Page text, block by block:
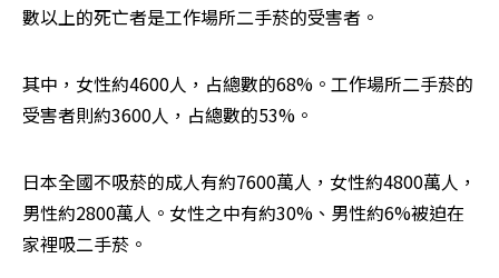
數以上的死亡者是工作場所二手菸的受害者。
其中，女性約4600人，占總數的68%。工作場所二手菸的
受害者則約3600人，占總數的53%。
日本全國不吸菸的成人有約7600萬人，女性約4800萬人，
男性約2800萬人。女性之中有約30%、男性約6%被迫在
家裡吸二手菸。